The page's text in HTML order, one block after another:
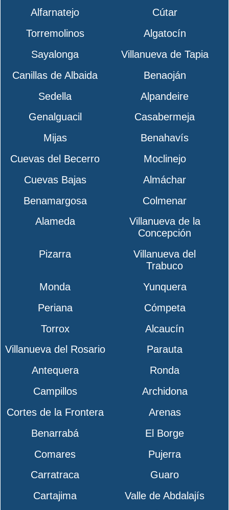
Alfarnatejo
Cútar
Torremolinos
Algatocín
Sayalonga
Villanueva de Tapia
Canillas de Albaida
Benaoján
Sedella
Alpandeire
Genalguacil
Casabermeja
Mijas
Benahavís
Cuevas del Becerro
Moclinejo
Cuevas Bajas
Almáchar
Benamargosa
Colmenar
Alameda
Villanueva de la
Concepción
Pizarra
Villanueva del
Trabuco
Monda
Yunquera
Periana
Cómpeta
Torrox
Alcaucín
Villanueva del Rosario
Parauta
Antequera
Ronda
Campillos
Archidona
Cortes de la Frontera
Arenas
Benarrabá
El Borge
Comares
Pujerra
Carratraca
Guaro
Cartajima
Valle de Abdalajís